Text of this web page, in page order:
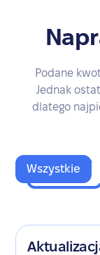
Podane
Jednak
dlatego
Wszystkie